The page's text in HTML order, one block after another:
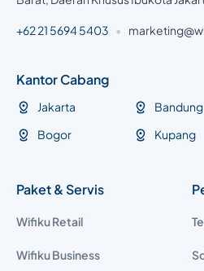
+62 21 5694 5403 •
Kantor Cabang
Jakarta
Bogor
Bandung
Kupang
Paket & Servis
Wifiku Retail
Wifiku Business